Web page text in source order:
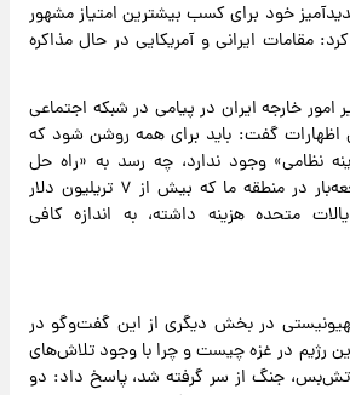
خود برای کسب بیشترین امتیاز مشهور
مقامات ایرانی و آمریکایی در حال مذاکره
خارجه ایران در پیامی در شبکه اجتماعی
گفت: باید برای همه روشن شود که
نظامی» وجود ندارد، چه رسد به «راه حل
نظامی». ناکامی‌های فاجعه‌بار در منطقه ما که بیش از ۷ تریلیون دلار
متحده هزینه داشته، به اندازه کافی
در بخش دیگری از این گفت‌وگو در
رژیم در غزه چیست و چرا با وجود تلاش‌های
آتش‌بس، جنگ از سر گرفته شد، پاسخ داد: دو